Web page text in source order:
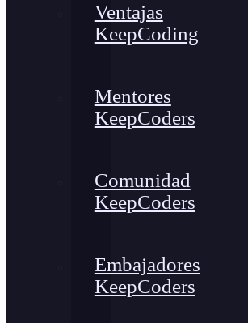
Ventajas
KeepCoding
Mentores
KeepCoders
Comunidad
KeepCoders
Embajadores
KeepCoders